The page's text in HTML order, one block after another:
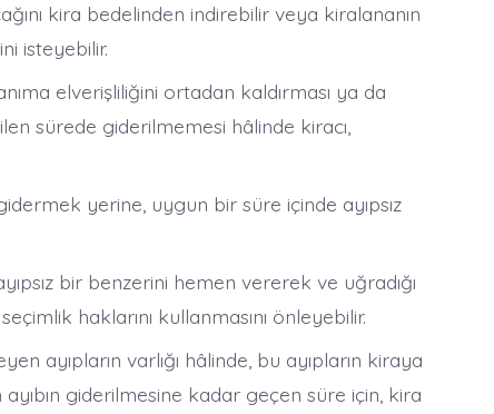
kira bedelinden indirebilir veya kiralananın
isteyebilir.
elverişliliğini ortadan kaldırması ya da
sürede giderilmemesi hâlinde kiracı,
yerine, uygun bir süre içinde ayıpsız
bir benzerini hemen vererek ve uğradığı
haklarını kullanmasını önleyebilir.
ayıpların varlığı hâlinde, bu ayıpların kiraya
giderilmesine kadar geçen süre için, kira